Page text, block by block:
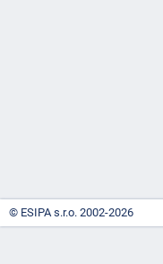
© ESIPA s.r.o. 2002-2026